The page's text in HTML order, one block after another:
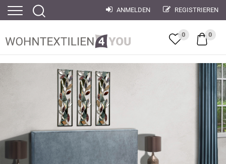
ANMELDEN REGISTRIEREN
0 0